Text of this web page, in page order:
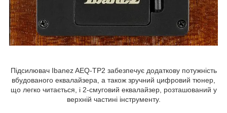
Підсилювач Ibanez AEQ-TP2 забезпечує додаткову потужність
вбудованого еквалайзера, а також зручний цифровий тюнер,
що легко читається, і 2-смуговий еквалайзер, розташований у
верхній частині інструменту.